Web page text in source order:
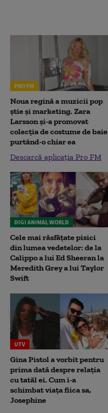
PRO FM
Noua regină a muzicii pop
știe și marketing. Zara
Larsson și-a promovat
colecția de costume de baie
purtând-o chiar ea
Descarcă aplicația Pro FM
DIGI ANIMAL WORLD
Cele mai răsfățate pisici
din lumea vedetelor: de la
Calippo a lui Ed Sheeran la
Meredith Grey a lui Taylor
Swift
UTV
Gina Pistol a vorbit pentru
prima dată despre relația
cu tatăl ei. Cum i-a
schimbat viața fiica sa,
Josephine